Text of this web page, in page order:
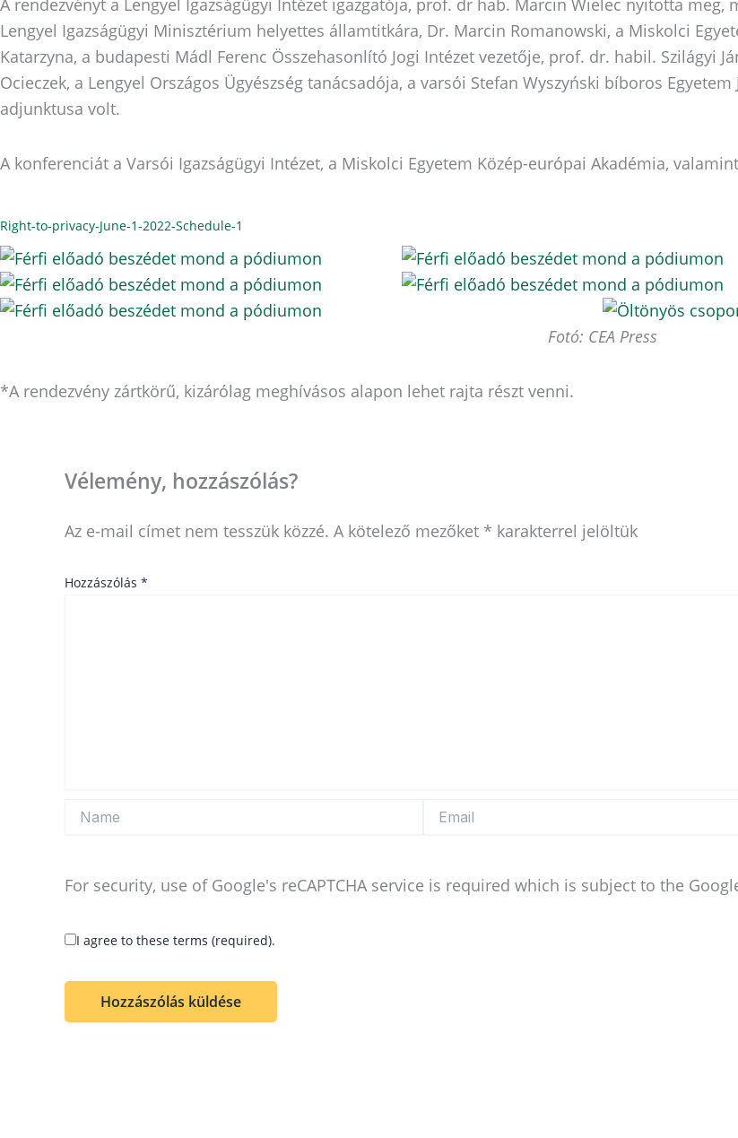
A rendezvényt a Lengyel Igazságügyi Intézet igazgatója, prof. dr hab. Marcin Wielec nyitotta
Lengyel Igazságügyi Minisztérium helyettes államtitkára, Dr. Marcin Romanowski, a Miskolci
Katarzyna, a budapesti Mádl Ferenc Összehasonlító Jogi Intézet vezetője, prof. dr. habil. Szilágyi
Ocieczek, a Lengyel Országos Ügyészség tanácsadója, a varsói Stefan Wyszyński bíboros
adjunktusa volt.
A konferenciát a Varsói Igazságügyi Intézet, a Miskolci Egyetem Közép-európai Akadémia,
Right-to-privacy-June-1-2022-Schedule-1
Fotó: CEA Press
*A rendezvény zártkörű, kizárólag meghívásos alapon lehet rajta részt venni.
Vélemény, hozzászólás?
Az e-mail címet nem tesszük közzé. A kötelező mezőket * karakterrel jelöltük
Hozzászólás *
For security, use of Google's reCAPTCHA service is required which is subject to the
I agree to these terms (required).